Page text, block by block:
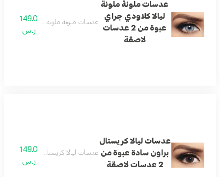
عدسات ملونة ملونة
ليالا كلاودي جراي
عبوة من 2 عدسات
لاصقة
عدسات ملونة ملونة ليالا كلاودي جراي عبوة من
149.0
ر.س
عدسات ليالا كريستال
براون سادة عبوة من
2 عدسات لاصقة
عدسات ليالا كريستال براون سادة عبوة من 2
149.0
ر.س